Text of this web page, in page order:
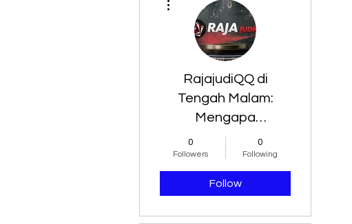
RajajudiQQ di
Tengah Malam:
Mengapa
Suasananya
Berbeda
0
Followers
0
Following
Follow